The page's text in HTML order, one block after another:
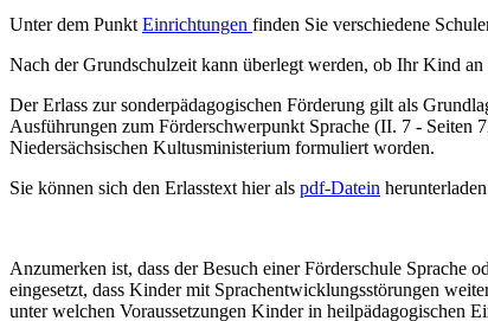
Unter dem PunktEinrichtungen finden Sie verschiedene
Nach der Grundschulzeit kann überlegt werden, ob Ihr Kind
Der Erlass zur sonderpädagogischen Förderung gilt als
Ausführungen zum Förderschwerpunkt Sprache (II. 7 - Seiten
Niedersächsischen Kultusministerium formuliert worden.
Sie können sich den Erlasstext hier als pdf-Datein
Anzumerken ist, dass der Besuch einer Förderschule Sprache
eingesetzt, dass Kinder mit Sprachentwicklungsstörungen
unter welchen Voraussetzungen Kinder in heilpädagogischen